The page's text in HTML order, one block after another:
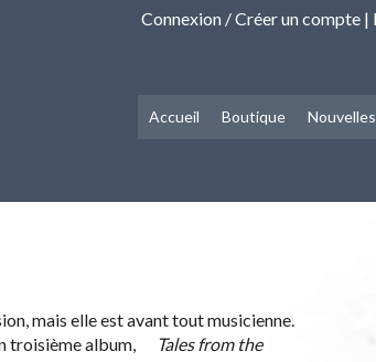
Connexion / Créer un compte |
Accueil Boutique Nouvelles
mais elle est avant tout musicienne.
troisième album,
Tales from the